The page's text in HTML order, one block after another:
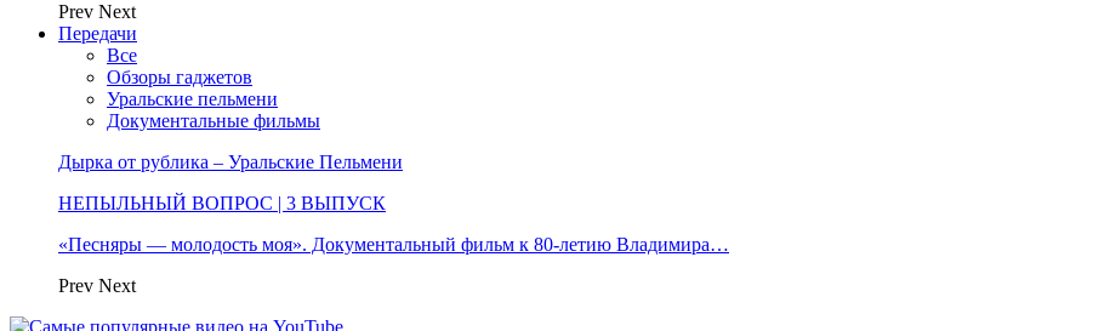
Prev Next
Передачи
Все
Обзоры гаджетов
Уральские пельмени
Документальные фильмы
Дырка от рублика – Уральские Пельмени
НЕПЫЛЬНЫЙ ВОПРОС | 3 ВЫПУСК
«Песняры — молодость моя». Документальный фильм к 80-летию Владимира…
Prev Next